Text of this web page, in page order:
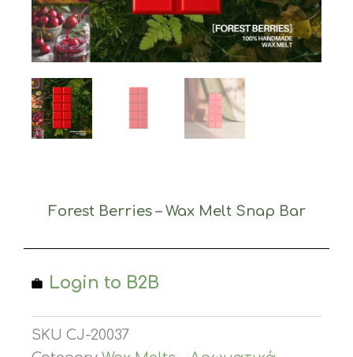
Forest Berries – Wax Melt Snap Bar
Login to B2B
SKU CJ-20037